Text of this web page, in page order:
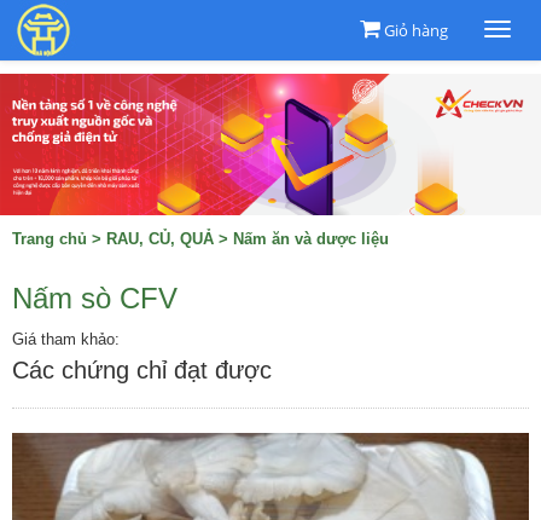
Giỏ hàng
Trang chủ > RAU, CỦ, QUẢ > Nấm ăn và dược liệu
Nấm sò CFV
Giá tham khảo:
Các chứng chỉ đạt được